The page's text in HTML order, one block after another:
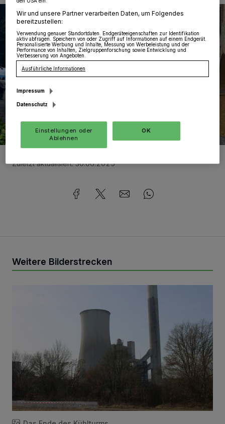
Zuletzt aktualisiert:30.06.2025
Weitere Bilderstrecken
Wir und unsere Partner verarbeiten Daten, um Folgendes
bereitzustellen:
Verwendung genauer Standortdaten. Endgeräteeigenschaften zur Identifikation
aktiv abfragen. Speichern von oder Zugriff auf Informationen auf einem Endgerät.
Personalisierte Werbung und Inhalte, Messung von Werbeleistung und der
Performance von Inhalten, Zielgruppenforschung sowie Entwicklung und
Verbesserung von Angeboten.
Ausführliche Informationen
Impressum
Datenschutz
Einstellungen oder
Ablehnen
OK